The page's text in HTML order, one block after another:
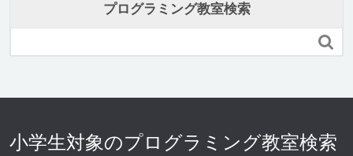
プログラミング教室検索

小学生対象のプログラミング教室検索